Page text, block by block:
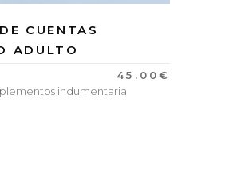
CUENTAS
ADULTO
45.00€
indumentaria